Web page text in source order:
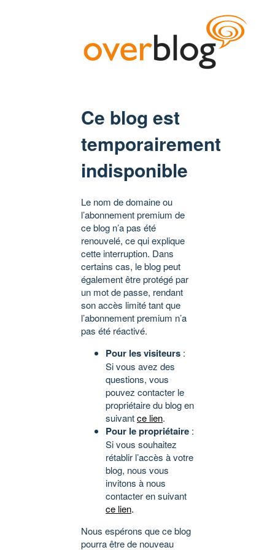
Ce blog est
temporairement
indisponible
Le nom de domaine ou
l’abonnement premium de
ce blog n’a pas été
renouvelé, ce qui explique
cette interruption. Dans
certains cas, le blog peut
également être protégé par
un mot de passe, rendant
son accès limité tant que
l’abonnement premium n’a
pas été réactivé.
Pour les visiteurs :
Si vous avez des
questions, vous
pouvez contacter le
propriétaire du blog en
suivantce lien.
Pour le propriétaire :
Si vous souhaitez
rétablir l’accès à votre
blog, nous vous
invitons à nous
contacter en suivant
ce lien.
Nous espérons que ce blog
pourra être de nouveau